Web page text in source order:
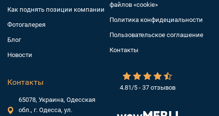
4.81/5 - 37 отзывов
Как поднять позиции компании
Фотогалерея
Блог
Новости
файлов «cookie»
Политика конфидециальности
Пользовательское соглашение
Контакты
Контакты
65078, Украина, Одесская
обл., г. Одесса, ул.